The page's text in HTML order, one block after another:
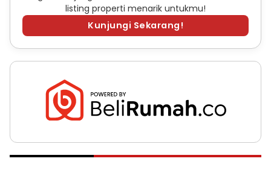
listing properti menarik untukmu!
Kunjungi Sekarang!